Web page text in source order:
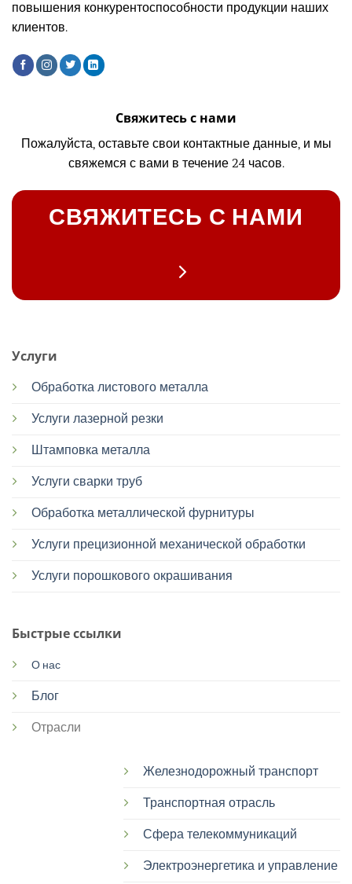
повышения конкурентоспособности продукции наших
клиентов.
Услуги
Обработка листового металла
Услуги лазерной резки
Штамповка металла
Услуги сварки труб
Обработка металлической фурнитуры
Услуги прецизионной механической обработки
Услуги порошкового окрашивания
Быстрые ссылки
О нас
Блог
Отрасли
Железнодорожный транспорт
Транспортная отрасль
Сфера телекоммуникаций
Электроэнергетика и управление
Свяжитесь с нами
Пожалуйста, оставьте свои контактные данные, и мы
свяжемся с вами в течение 24 часов.
СВЯЖИТЕСЬ С НАМИ